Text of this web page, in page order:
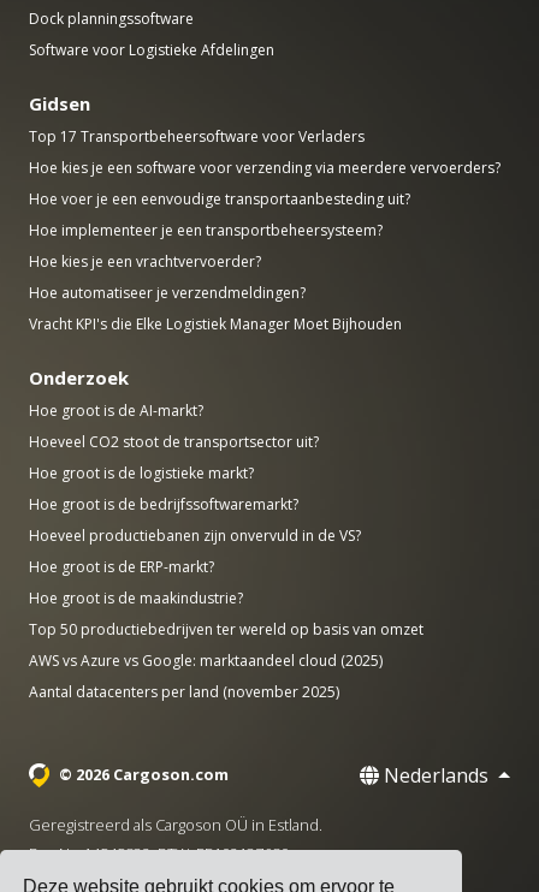
Deze website gebruikt cookies om ervoor te
Dock planningssoftware
Software voor Logistieke Afdelingen
Gidsen
Top 17 Transportbeheersoftware voor Verladers
Hoe kies je een software voor verzending via meerdere vervoerders?
Hoe voer je een eenvoudige transportaanbesteding uit?
Hoe implementeer je een transportbeheersysteem?
Hoe kies je een vrachtvervoerder?
Hoe automatiseer je verzendmeldingen?
Vracht KPI's die Elke Logistiek Manager Moet Bijhouden
Onderzoek
Hoe groot is de AI-markt?
Hoeveel CO2 stoot de transportsector uit?
Hoe groot is de logistieke markt?
Hoe groot is de bedrijfssoftwaremarkt?
Hoeveel productiebanen zijn onvervuld in de VS?
Hoe groot is de ERP-markt?
Hoe groot is de maakindustrie?
Top 50 productiebedrijven ter wereld op basis van omzet
AWS vs Azure vs Google: marktaandeel cloud (2025)
Aantal datacenters per land (november 2025)
© 2026 Cargoson.com Nederlands
Geregistreerd als Cargoson OÜ in Estland.
Reg Nr: 14545832. BTW: EE102137680.